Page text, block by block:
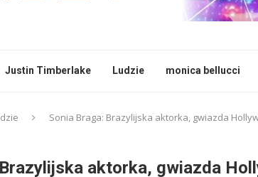
Justin Timberlake Ludzie monica bellucci
Sonia Braga: Brazylijska aktorka, gwiazda
aktorka, gwiazda